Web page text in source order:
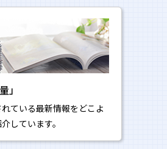
」
ている最新情報をどこよ
しています。